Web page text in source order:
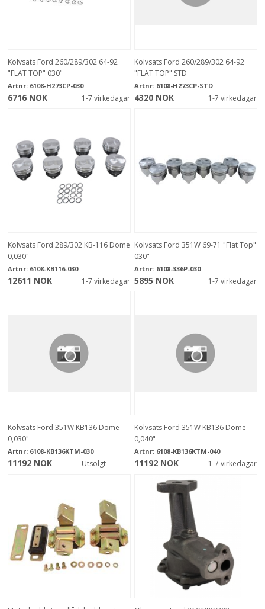
Kolvsats Ford 260/289/302 64-92
"FLAT TOP" 030"
Artnr: 6108-H273CP-030
6716 NOK 1-7 virkedagar
Kolvsats Ford 260/289/302 64-92
"FLAT TOP" STD
Artnr: 6108-H273CP-STD
4320 NOK 1-7 virkedagar
Kolvsats Ford 289/302 KB-116 Dome
0,030"
Artnr: 6108-KB116-030
12611 NOK 1-7 virkedagar
Kolvsats Ford 351W 69-71 "Flat Top"
030"
Artnr: 6108-336P-030
5895 NOK 1-7 virkedagar
Kolvsats Ford 351W KB136 Dome
0,030"
Artnr: 6108-KB136KTM-030
11192 NOK Utsolgt
Kolvsats Ford 351W KB136 Dome
0,040"
Artnr: 6108-KB136KTM-040
11192 NOK 1-7 virkedagar